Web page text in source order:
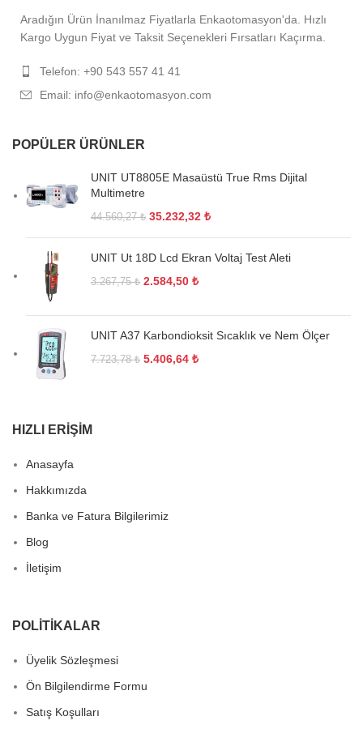
Aradığın Ürün İnanılmaz Fiyatlarla Enkaotomasyon'da. Hızlı
Kargo Uygun Fiyat ve Taksit Seçenekleri Fırsatları Kaçırma.
Telefon: +90 543 557 41 41
Email: info@enkaotomasyon.com
POPÜLER ÜRÜNLER
UNIT UT8805E Masaüstü True Rms Dijital
Multimetre
44.560,27₺ 35.232,32 ₺
UNIT Ut 18D Lcd Ekran Voltaj Test Aleti
3.267,75₺ 2.584,50 ₺
UNIT A37 Karbondioksit Sıcaklık ve Nem Ölçer
7.723,78₺ 5.406,64 ₺
HIZLI ERIŞIM
Anasayfa
Hakkımızda
Banka ve Fatura Bilgilerimiz
Blog
İletişim
POLITIKALAR
Üyelik Sözleşmesi
Ön Bilgilendirme Formu
Satış Koşulları